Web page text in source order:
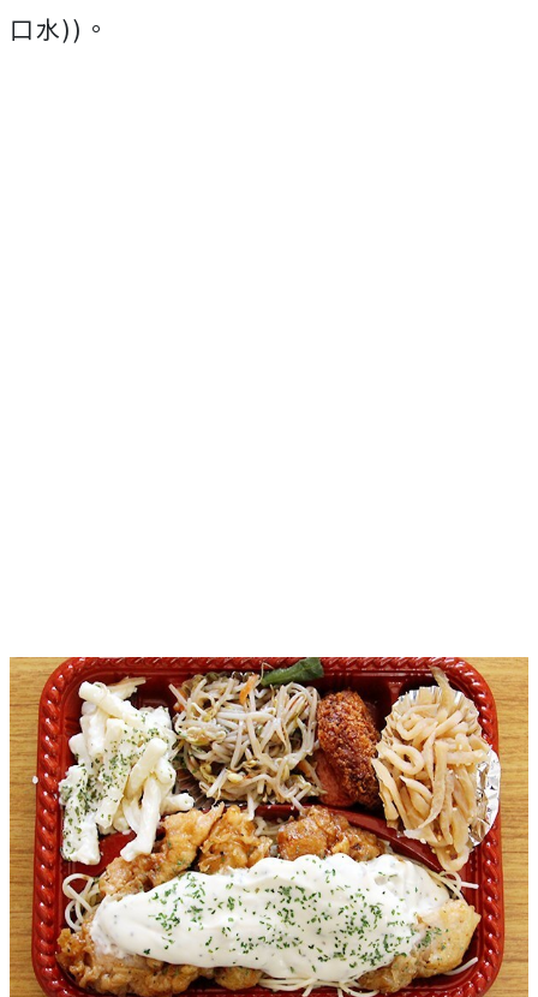
口水))。